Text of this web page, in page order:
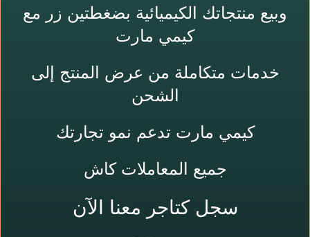
Search
وبيع منتجاتك الكيميائية بضغطتين زر مع
كيمي مارت
خدمات متكاملة من عرض المنتج إلى
الشحن
كيمي مارت تدعم نمو تجارتك
جميع المعاملات كاش
سجل كتاجر معنا الآن